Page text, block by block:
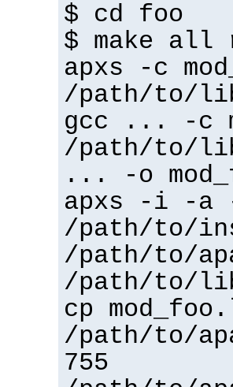
$ cd foo
$ make all
apxs -c
/path/to/
gcc ... -c
/path/to/
... -o
apxs -i -a
/path/to/
/path/to/
/path/to/
cp
/path/to/
755